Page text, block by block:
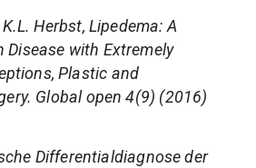
Herbst, Lipedema: A
Disease with Extremely
Plastic and
Global open 4(9) (2016)
Differentialdiagnose der